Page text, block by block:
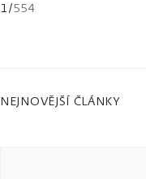
1/554
NEJNOVĚJŠÍ ČLÁNKY